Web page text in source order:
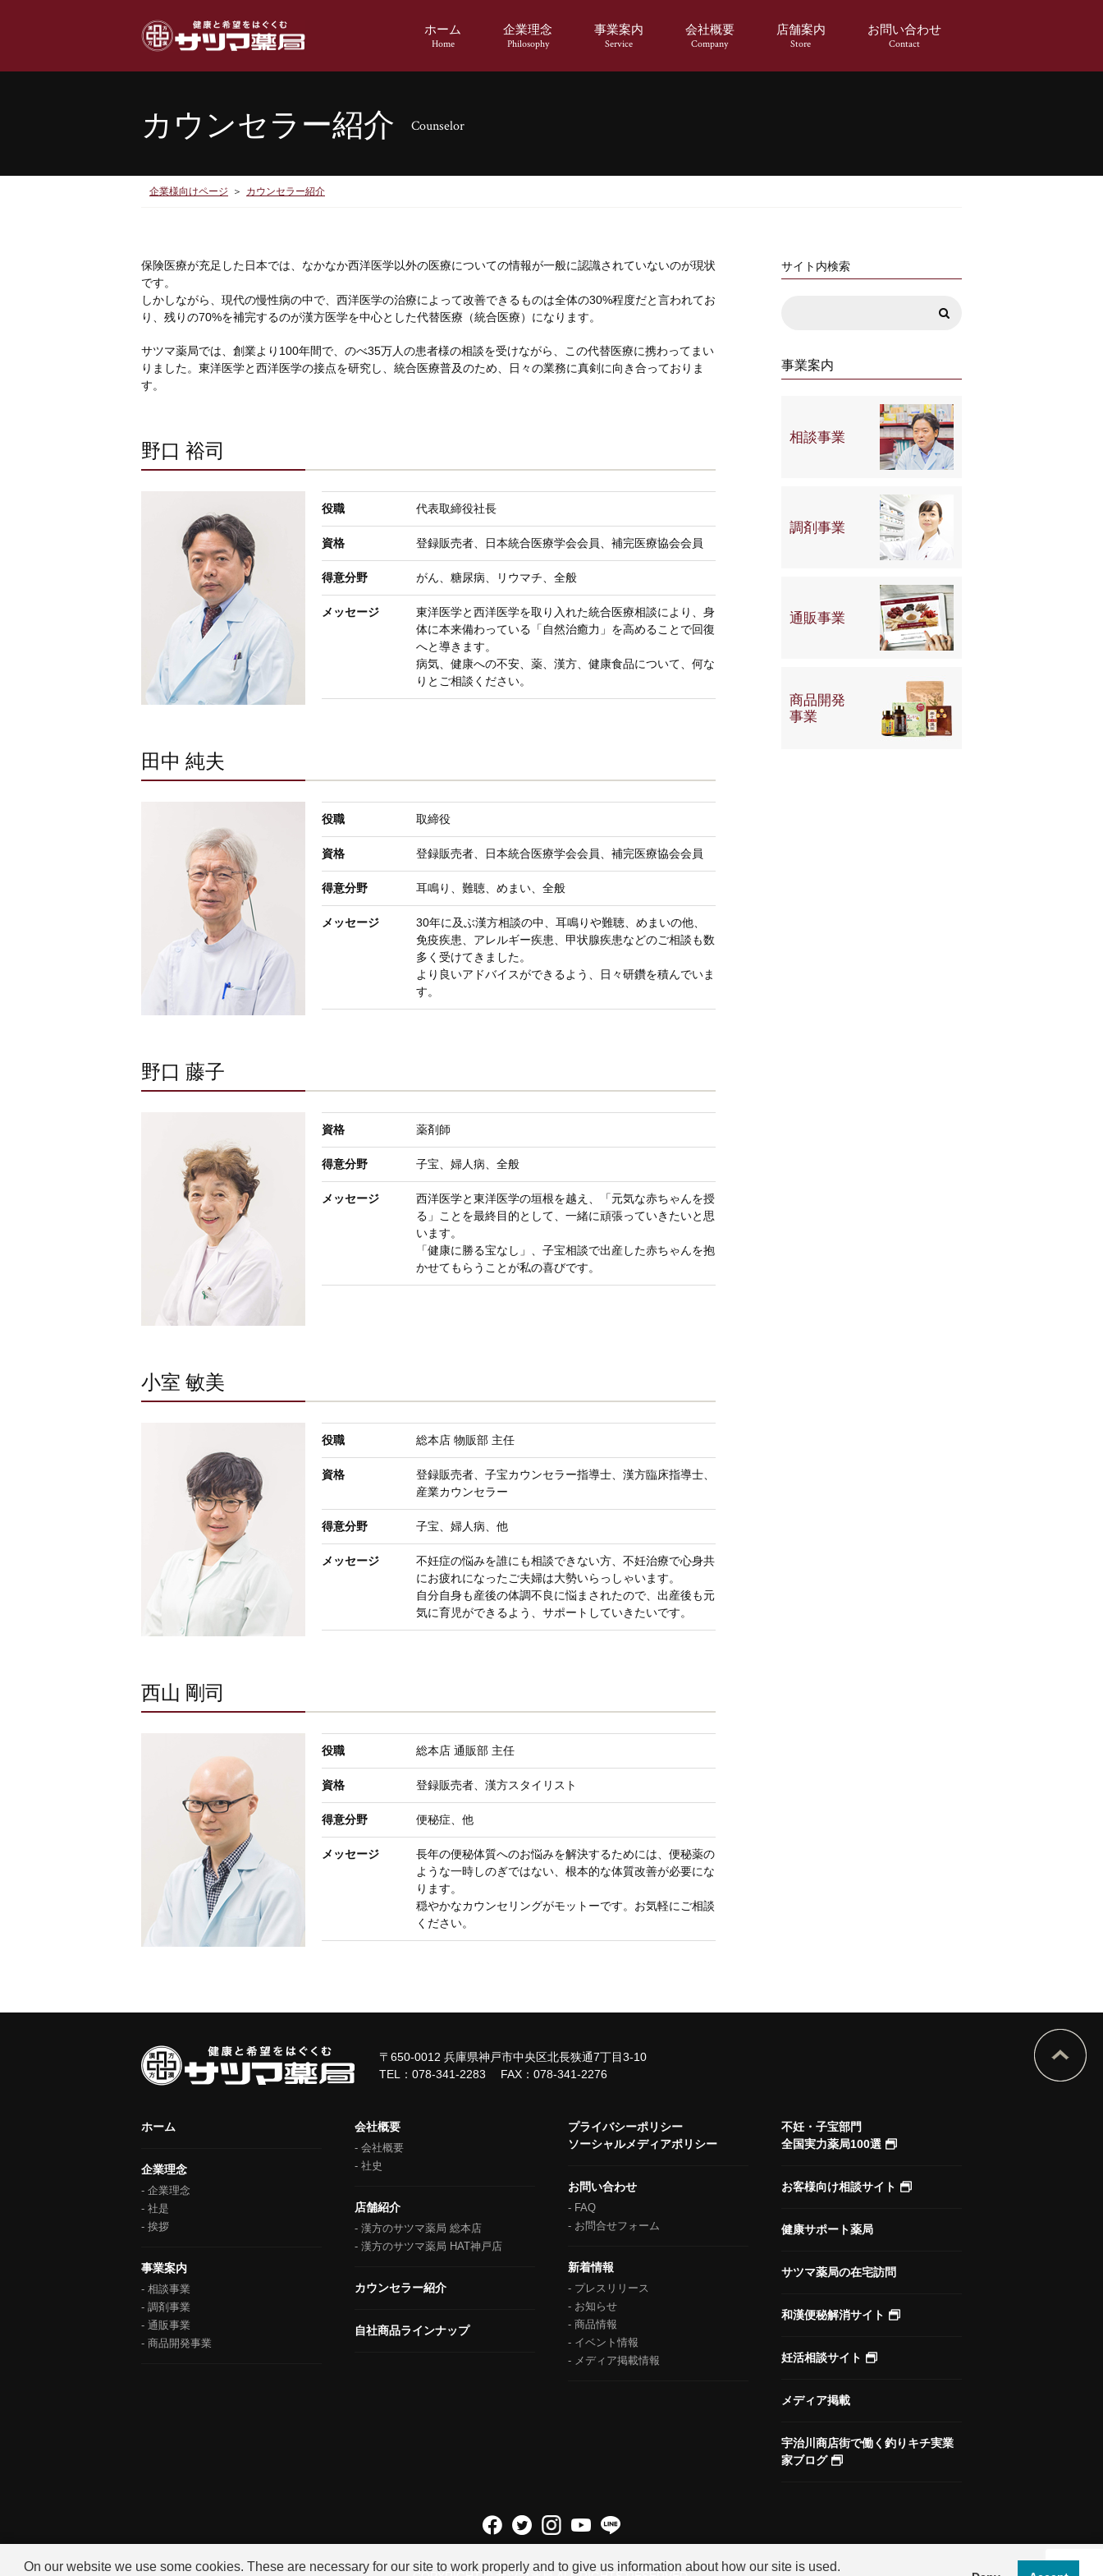
ホーム
Home
企業理念
Philosophy
事業案内
Service
会社概要
Company
店舗案内
Store
お問い合わせ
Contact
カウンセラー紹介 Counselor
企業様向けページ カウンセラー紹介
保険医療が充足した日本では、なかなか西洋医学以外の医療についての情報が一般に認識されていないのが現状
です。
しかしながら、現代の慢性病の中で、西洋医学の治療によって改善できるものは全体の30%程度だと言われてお
り、残りの70%を補完するのが漢方医学を中心とした代替医療（統合医療）になります。
サツマ薬局では、創業より100年間で、のべ35万人の患者様の相談を受けながら、この代替医療に携わってまい
りました。東洋医学と西洋医学の接点を研究し、統合医療普及のため、日々の業務に真剣に向き合っておりま
す。
野口 裕司
役職 代表取締役社長
資格 登録販売者、日本統合医療学会会員、補完医療協会会員
得意分野 がん、糖尿病、リウマチ、全般
メッセージ
東洋医学と西洋医学を取り入れた統合医療相談により、身
体に本来備わっている「自然治癒力」を高めることで回復
へと導きます。
病気、健康への不安、薬、漢方、健康食品について、何な
りとご相談ください。
田中 純夫
役職 取締役
資格 登録販売者、日本統合医療学会会員、補完医療協会会員
得意分野 耳鳴り、難聴、めまい、全般
メッセージ
30年に及ぶ漢方相談の中、耳鳴りや難聴、めまいの他、
免疫疾患、アレルギー疾患、甲状腺疾患などのご相談も数
多く受けてきました。
より良いアドバイスができるよう、日々研鑽を積んでいま
す。
野口 藤子
資格 薬剤師
得意分野 子宝、婦人病、全般
メッセージ
西洋医学と東洋医学の垣根を越え、「元気な赤ちゃんを授
る」ことを最終目的として、一緒に頑張っていきたいと思
います。
「健康に勝る宝なし」、子宝相談で出産した赤ちゃんを抱
かせてもらうことが私の喜びです。
小室 敏美
役職 総本店 物販部 主任
資格
登録販売者、子宝カウンセラー指導士、漢方臨床指導士、
産業カウンセラー
得意分野 子宝、婦人病、他
メッセージ
不妊症の悩みを誰にも相談できない方、不妊治療で心身共
にお疲れになったご夫婦は大勢いらっしゃいます。
自分自身も産後の体調不良に悩まされたので、出産後も元
気に育児ができるよう、サポートしていきたいです。
西山 剛司
役職 総本店 通販部 主任
資格 登録販売者、漢方スタイリスト
得意分野 便秘症、他
メッセージ
長年の便秘体質へのお悩みを解決するためには、便秘薬の
ような一時しのぎではない、根本的な体質改善が必要にな
ります。
穏やかなカウンセリングがモットーです。お気軽にご相談
ください。
サイト内検索
事業案内
相談事業
調剤事業
通販事業
商品開発
事業
〒650-0012 兵庫県神戸市中央区北長狭通7丁目3-10
TEL： 078-341-2283 FAX：078-341-2276
ホーム
企業理念
企業理念
社是
挨拶
事業案内
相談事業
調剤事業
通販事業
商品開発事業
会社概要
会社概要
社史
店舗紹介
漢方のサツマ薬局 総本店
漢方のサツマ薬局 HAT神戸店
カウンセラー紹介
自社商品ラインナップ
プライバシーポリシー
ソーシャルメディアポリシー
お問い合わせ
FAQ
お問合せフォーム
新着情報
プレスリリース
お知らせ
商品情報
イベント情報
メディア掲載情報
不妊・子宝部門
全国実力薬局100選
お客様向け相談サイト
健康サポート薬局
サツマ薬局の在宅訪問
和漢便秘解消サイト
妊活相談サイト
メディア掲載
宇治川商店街で働く釣りキチ実業
家ブログ
On our website we use some cookies. These are necessary for our site to work properly and to give us information about how our site is used.